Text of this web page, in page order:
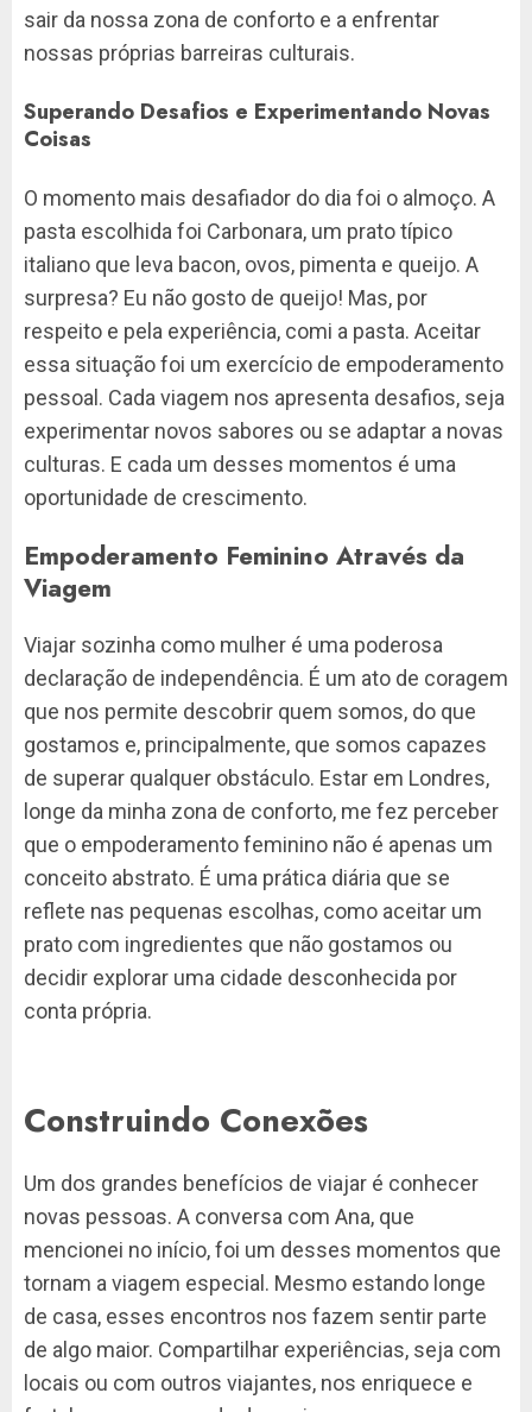
sair da nossa zona de conforto e a enfrentar
nossas próprias barreiras culturais.
Superando Desafios e Experimentando Novas
Coisas
O momento mais desafiador do dia foi o almoço. A
pasta escolhida foi Carbonara, um prato típico
italiano que leva bacon, ovos, pimenta e queijo. A
surpresa? Eu não gosto de queijo! Mas, por
respeito e pela experiência, comi a pasta. Aceitar
essa situação foi um exercício de empoderamento
pessoal. Cada viagem nos apresenta desafios, seja
experimentar novos sabores ou se adaptar a novas
culturas. E cada um desses momentos é uma
oportunidade de crescimento.
Empoderamento Feminino Através da
Viagem
Viajar sozinha como mulher é uma poderosa
declaração de independência. É um ato de coragem
que nos permite descobrir quem somos, do que
gostamos e, principalmente, que somos capazes
de superar qualquer obstáculo. Estar em Londres,
longe da minha zona de conforto, me fez perceber
que o empoderamento feminino não é apenas um
conceito abstrato. É uma prática diária que se
reflete nas pequenas escolhas, como aceitar um
prato com ingredientes que não gostamos ou
decidir explorar uma cidade desconhecida por
conta própria.
Construindo Conexões
Um dos grandes benefícios de viajar é conhecer
novas pessoas. A conversa com Ana, que
mencionei no início, foi um desses momentos que
tornam a viagem especial. Mesmo estando longe
de casa, esses encontros nos fazem sentir parte
de algo maior. Compartilhar experiências, seja com
locais ou com outros viajantes, nos enriquece e